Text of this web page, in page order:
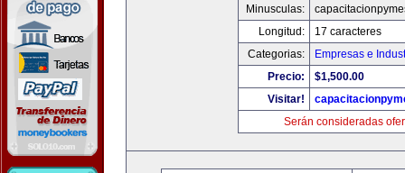
Minusculas:
Longitud:
17 caracteres
Categorias:
Empresas e
Precio:
$1,500.00
Visitar!
Serán consideradas